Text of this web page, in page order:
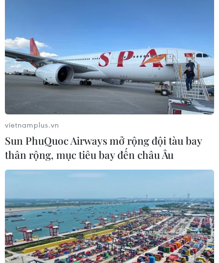
vietnamplus.vn
Sun PhuQuoc Airways mở rộng đội tàu bay
thân rộng, mục tiêu bay đến châu Âu